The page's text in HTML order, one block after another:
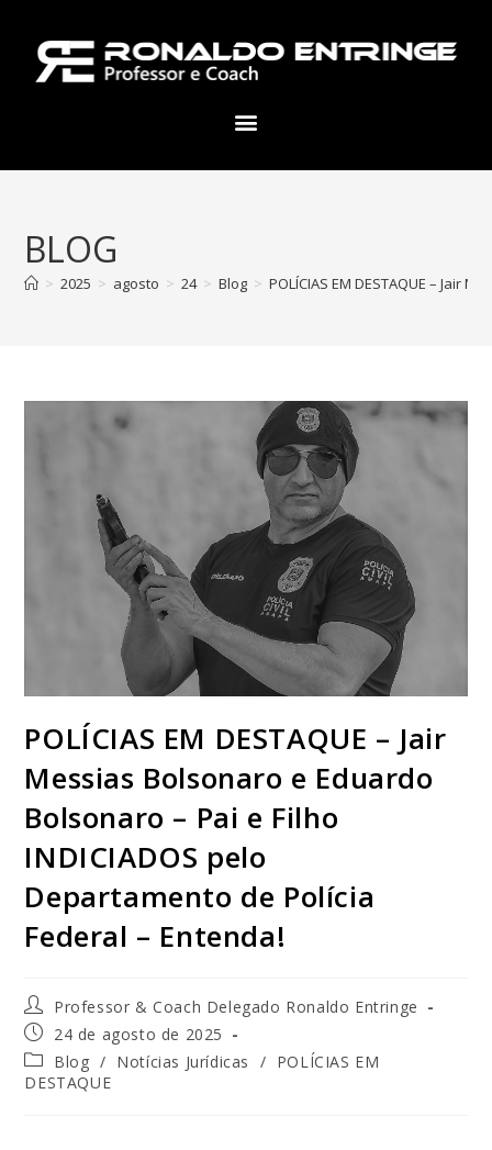
BLOG
> 2025 > agosto > 24 > Blog > POLÍCIAS EM DESTAQUE – Jair
POLÍCIAS EM DESTAQUE – Jair
Messias Bolsonaro e Eduardo
Bolsonaro – Pai e Filho
INDICIADOS pelo
Departamento de Polícia
Federal – Entenda!
Professor & Coach Delegado Ronaldo Entringe
24 de agosto de 2025
Blog / Notícias Jurídicas / POLÍCIAS EM
DESTAQUE